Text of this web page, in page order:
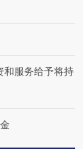
找100种
·第三对
CFO：
住三大
和服务给予将持